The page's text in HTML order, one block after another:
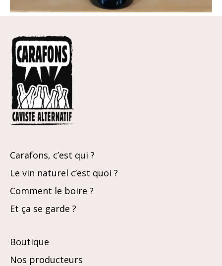
Carafons, c’est qui ?
Le vin naturel c’est quoi ?
Comment le boire ?
Et ça se garde ?
Boutique
Nos producteurs